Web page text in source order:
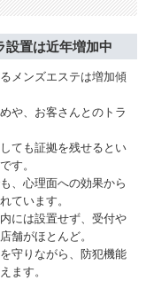
設置は近年増加中
メンズエステは増加傾
や、お客さんとのトラ
ても証拠を残せるとい
す。
、心理面への効果から
ています。
には設置せず、受付や
舗がほとんど。
守りながら、防犯機能
ます。